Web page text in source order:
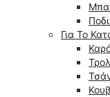
Για Το